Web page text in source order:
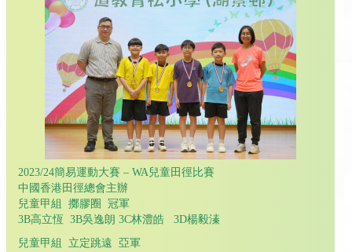
2023/24簡易運動大賽 – WA兒童田徑比賽
中國香港田徑總會主辦
兒童甲組 擲膠圈 冠軍
3B高立恆 3B吳逸朗 3C林澧皓 3D楊毅溱
兒童甲組 立定跳遠 亞軍